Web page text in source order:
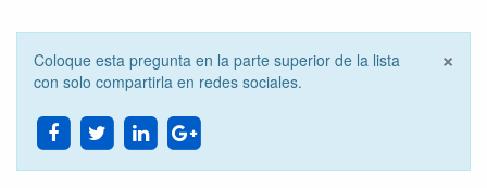
×
Coloque esta pregunta en la parte superior de la lista
con solo compartirla en redes sociales.